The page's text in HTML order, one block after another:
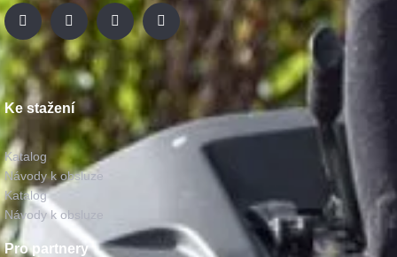
Ke stažení
Katalog
Návody k obsluze
Katalog
Návody k obsluze
Pro partnery